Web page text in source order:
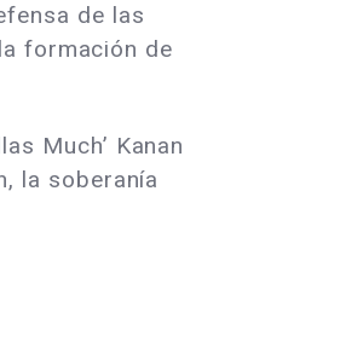
de las
formación de
Much’ Kanan
la soberanía